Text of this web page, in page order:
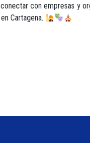
con empresas y
Cartagena.